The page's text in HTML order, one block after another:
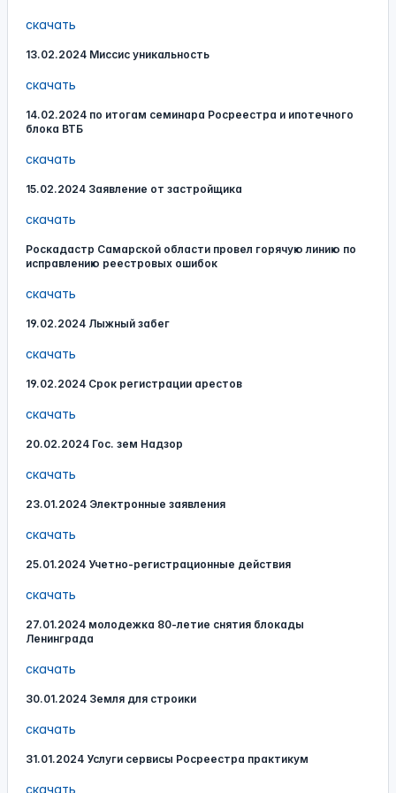
скачать
13.02.2024 Миссис уникальность
скачать
14.02.2024 по итогам семинара Росреестра и ипотечного
блока ВТБ
скачать
15.02.2024 Заявление от застройщика
скачать
Роскадастр Самарской области провел горячую линию по
исправлению реестровых ошибок
скачать
19.02.2024 Лыжный забег
скачать
19.02.2024 Срок регистрации арестов
скачать
20.02.2024 Гос. зем Надзор
скачать
23.01.2024 Электронные заявления
скачать
25.01.2024 Учетно-регистрационные действия
скачать
27.01.2024 молодежка 80-летие снятия блокады
Ленинграда
скачать
30.01.2024 Земля для строики
скачать
31.01.2024 Услуги сервисы Росреестра практикум
скачать